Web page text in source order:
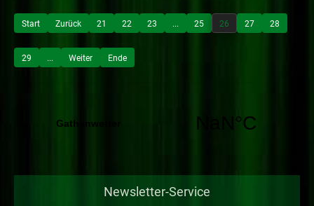
Start Zurück 21 22 23 ... 25 26 27 28
29 ... Weiter Ende
Newsletter-Service